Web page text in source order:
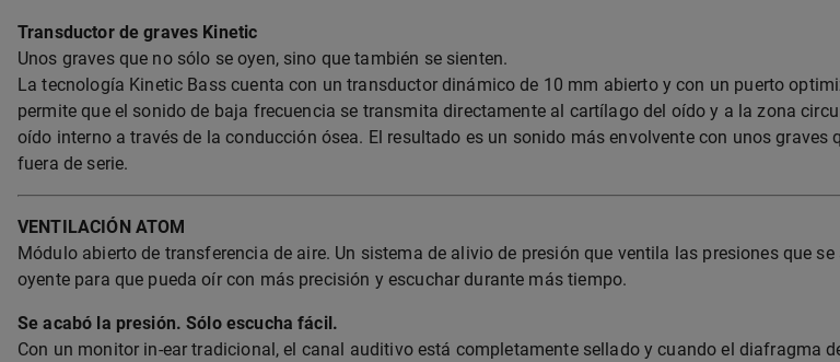
Transductor de graves Kinetic
Unos graves que no sólo se oyen, sino que también se sienten.
La tecnología Kinetic Bass cuenta con un transductor dinámico de 10 mm abierto y con un puerto
permite que el sonido de baja frecuencia se transmita directamente al cartílago del oído y a la zona
oído interno a través de la conducción ósea. El resultado es un sonido más envolvente con unos
fuera de serie.
VENTILACIÓN ATOM
Módulo abierto de transferencia de aire. Un sistema de alivio de presión que ventila las presiones que
oyente para que pueda oír con más precisión y escuchar durante más tiempo.
Se acabó la presión. Sólo escucha fácil.
Con un monitor in-ear tradicional, el canal auditivo está completamente sellado y cuando el diafragma